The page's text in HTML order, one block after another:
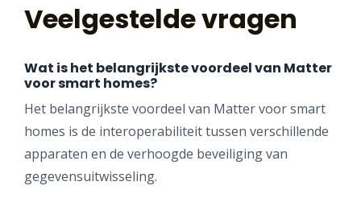
Veelgestelde vragen
Wat is het belangrijkste voordeel van Matter
voor smart homes?
Het belangrijkste voordeel van Matter voor smart
homes is de interoperabiliteit tussen verschillende
apparaten en de verhoogde beveiliging van
gegevensuitwisseling.